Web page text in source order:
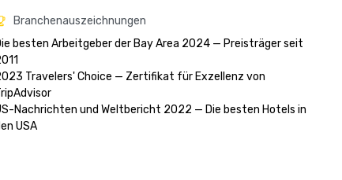
Branchenauszeichnungen
besten Arbeitgeber der Bay Area 2024 — Preisträger seit
Travelers' Choice — Zertifikat für Exzellenz von
Nachrichten und Weltbericht 2022 — Die besten Hotels in
USA